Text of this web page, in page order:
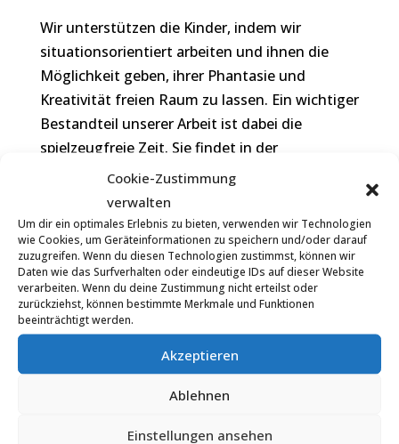
Cookie-Zustimmung
verwalten
Um dir ein optimales Erlebnis zu bieten, verwenden wir Technologien
wie Cookies, um Geräteinformationen zu speichern und/oder darauf
zuzugreifen. Wenn du diesen Technologien zustimmst, können wir
Daten wie das Surfverhalten oder eindeutige IDs auf dieser Website
verarbeiten. Wenn du deine Zustimmung nicht erteilst oder
zurückziehst, können bestimmte Merkmale und Funktionen
beeinträchtigt werden.
Akzeptieren
Ablehnen
Einstellungen ansehen
Wir unterstützen die Kinder, indem wir
situationsorientiert arbeiten und ihnen die
Möglichkeit geben, ihrer Phantasie und
Kreativität freien Raum zu lassen. Ein wichtiger
Bestandteil unserer Arbeit ist dabei die
spielzeugfreie Zeit. Sie findet in der
Kindergartengruppe statt und stärkt das
Selbstbewusstsein und die Kreativität der
Kinder.
Wenn Sie noch Fragen haben, dann melden Sie
sich gerne.